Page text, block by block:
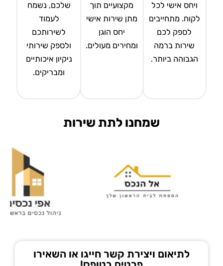
ויחס אישי לכל
לקוח. מתחייבים
לספק לכם
שירות ברמה
הגבוהה ביותר.
מקצועיים תוך
מתן שירות אישי
יחס הוגן
ומחירים מעולים.
שלכם, נשמח
לעמוד
לשירותכם
ולספק שירותי
ניקיון איכותיים
ומבריקים.
שמחנו לתת שירות
לתיאום ויצירת קשר חייגו או השאירו